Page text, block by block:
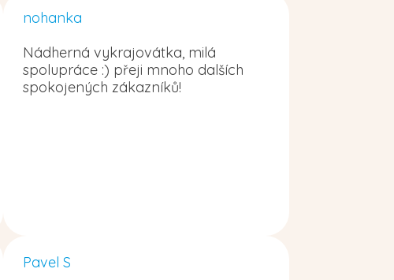
nohanka
Nádherná vykrajovátka, milá
spolupráce :) přeji mnoho dalších
spokojených zákazníků!
Pavel S